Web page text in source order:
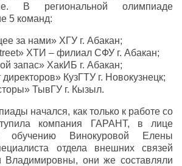
В региональной олимпиаде
5 команд:
за нами» ХГУ г. Абакан;
» ХТИ – филиал СФУ г. Абакан;
запас» ХакИБ г. Абакан;
КузГТУ г. Новокузнецк;
ТывГУ г. Кызыл.
начался, как только к работе со
компания ГАРАНТ, в лице
обучению Винокуровой Елены
отдела внешних связей
Владимировны, они же составляли